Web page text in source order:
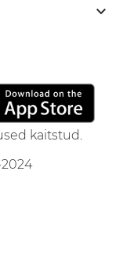

kaitstud.